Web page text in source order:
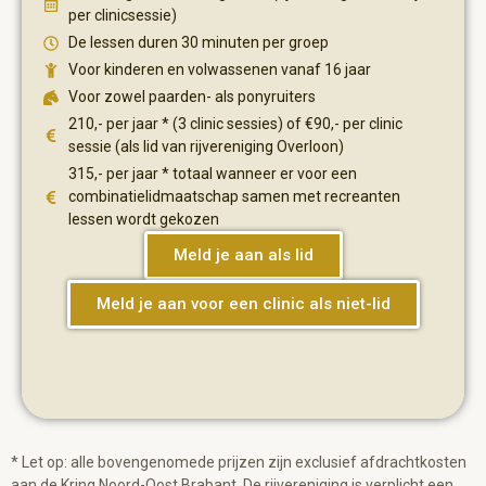
per clinicsessie)
De lessen duren 30 minuten per groep
Voor kinderen en volwassenen vanaf 16 jaar
Voor zowel paarden- als ponyruiters
210,- per jaar * (3 clinic sessies) of €90,- per clinic
sessie (als lid van rijvereniging Overloon)
315,- per jaar * totaal wanneer er voor een
combinatielidmaatschap samen met recreanten
lessen wordt gekozen
Meld je aan als lid
Meld je aan voor een clinic als niet-lid
* Let op: alle bovengenomede prijzen zijn exclusief afdrachtkosten